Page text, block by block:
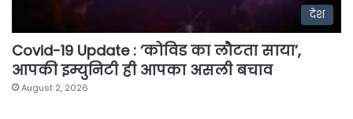
देश
Covid-19 Update : ‘कोविड का लौटता साया’,
आपकी इम्युनिटी ही आपका असली बचाव
August 2, 2026